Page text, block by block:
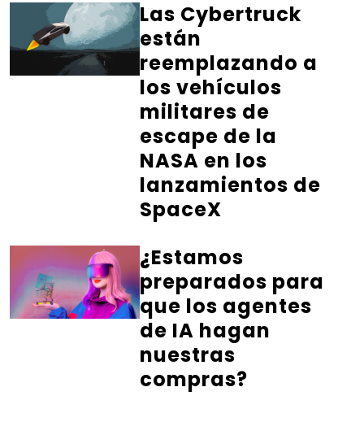
Las Cybertruck
están
reemplazando a
los vehículos
militares de
escape de la
NASA en los
lanzamientos de
SpaceX
¿Estamos
preparados para
que los agentes
de IA hagan
nuestras
compras?